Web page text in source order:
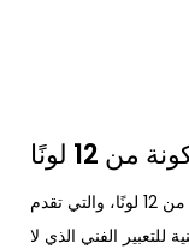
أطلق العنان لإبداعك مع دهانات تمبرا المكونة من 12 لونًا، والتي تقدم
للتعبير الفني الذي لا